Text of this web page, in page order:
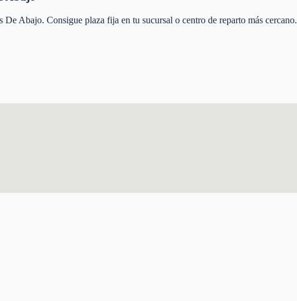
De Abajo. Consigue plaza fija en tu sucursal o centro de reparto más cercano.